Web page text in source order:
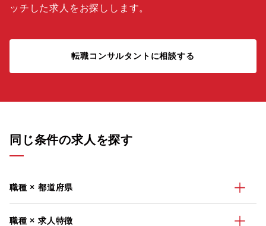
ッチした求人をお探しします。
転職コンサルタントに相談する
同じ条件の求人を探す
職種 × 都道府県
職種 × 求人特徴